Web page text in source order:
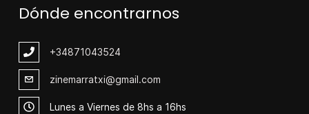
Dónde encontrarnos
+34871043524
zinemarratxi@gmail.com
Lunes a Viernes de 8hs a 16hs